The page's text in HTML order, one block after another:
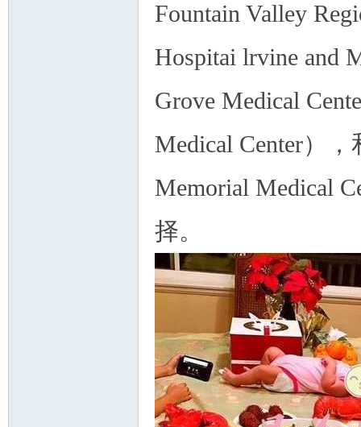
Fountain Valley
Hospitai lrvine and
Grove Medical
Medical Center）
Memorial Medical
择。